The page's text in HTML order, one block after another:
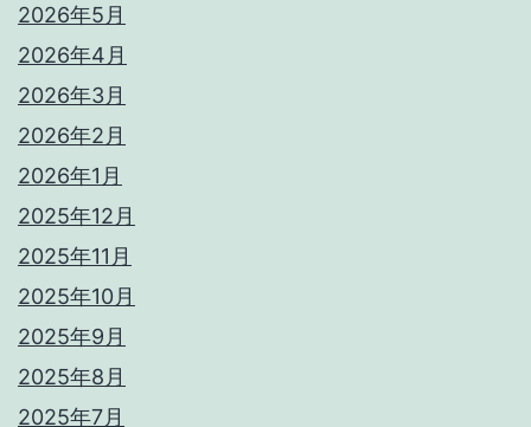
2026年5月
2026年4月
2026年3月
2026年2月
2026年1月
2025年12月
2025年11月
2025年10月
2025年9月
2025年8月
2025年7月